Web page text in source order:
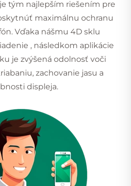
tým najlepším riešením pre
maximálnu ochranu
Vďaka nášmu 4D sklu
, následkom aplikácie
je zvýšená odolnosť voči
zachovanie jasu a
displeja.